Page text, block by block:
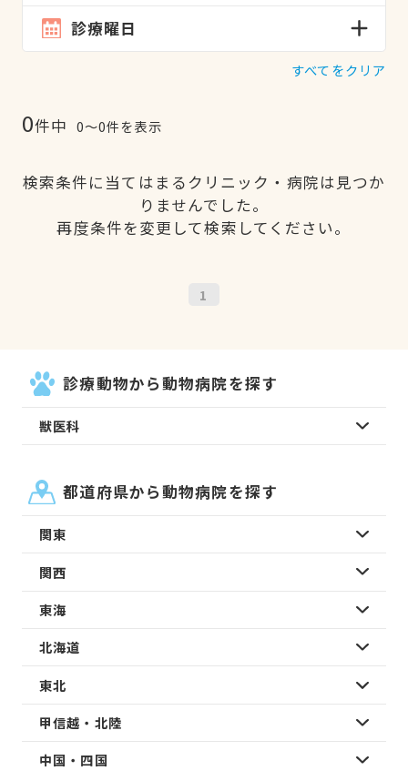
診療曜日
すべてをクリア
0件中 0〜0件を表示
検索条件に当てはまるクリニック・病院は見つか
りませんでした。
再度条件を変更して検索してください。
1
診療動物から動物病院を探す
獣医科
都道府県から動物病院を探す
関東
関西
東海
北海道
東北
甲信越・北陸
中国・四国